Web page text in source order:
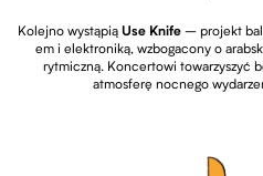
Kolejno wystąpią Use Knife – projekt
em i elektroniką, wzbogacony o
rytmiczną. Koncertowi towarzyszyć
atmosferę nocnego